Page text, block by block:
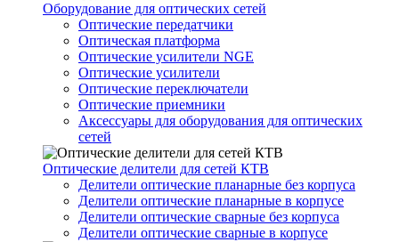
Оборудование для оптических сетей
Оптические передатчики
Оптическая платформа
Оптические усилители NGE
Оптические усилители
Оптические переключатели
Оптические приемники
Аксессуары для оборудования для оптических
сетей
Оптические делители для сетей КТВ
Делители оптические планарные без корпуса
Делители оптические планарные в корпусе
Делители оптические сварные без корпуса
Делители оптические сварные в корпусе